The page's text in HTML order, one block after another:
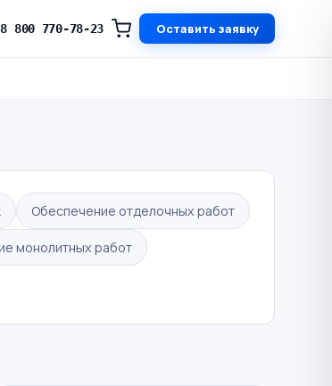
8 800 770-78-23 Оставить заявку
Обеспечение отделочных работ
монолитных работ